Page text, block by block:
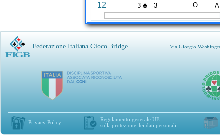
12 3 ♠ -3 O A
Federazione Italiana Gioco Bridge Via Giorgio
Privacy Policy
Regolamento generale UE
sulla protezione dei dati personali